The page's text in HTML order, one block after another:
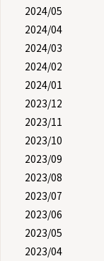
2024/05
2024/04
2024/03
2024/02
2024/01
2023/12
2023/11
2023/10
2023/09
2023/08
2023/07
2023/06
2023/05
2023/04